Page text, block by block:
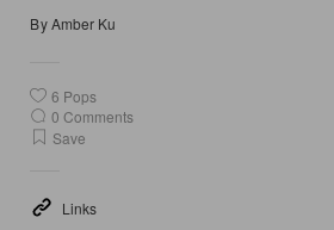
ByAmber Ku
6 Pops
0 Comments
Save
Links